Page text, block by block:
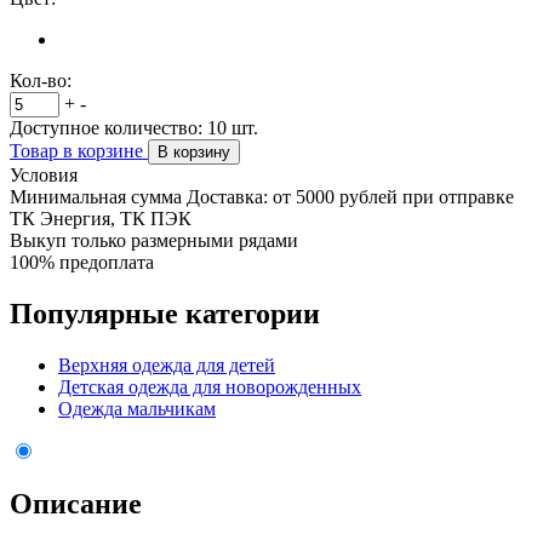
Кол-во:
+ -
Доступное количество: 10 шт.
Товар в корзине
В корзину
Условия
Минимальная сумма Доставка: от 5000 рублей при отправке
ТК Энергия, ТК ПЭК
Выкуп только размерными рядами
100% предоплата
Популярные категории
Верхняя одежда для детей
Детская одежда для новорожденных
Одежда мальчикам
Описание